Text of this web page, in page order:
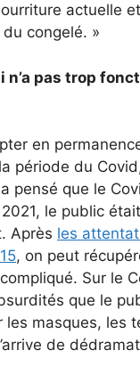
actuelle
congelé. »
n’a pas trop
en
période du
pensé que le
le public
Après les
, on peut
Sur le
que le
les masques, les
de